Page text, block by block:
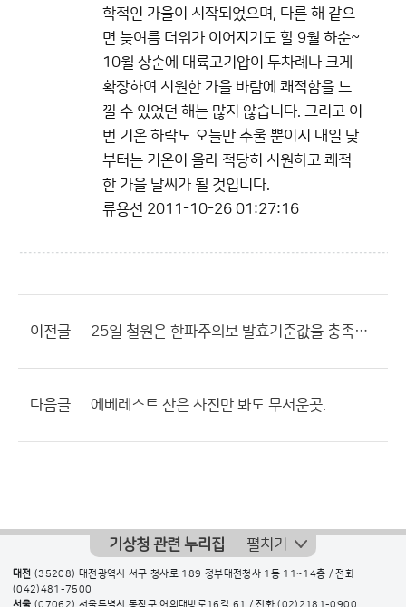
학적인 가을이 시작되었으며, 다른 해 같으
면 늦여름 더위가 이어지기도 할 9월 하순~
10월 상순에 대륙고기압이 두차례나 크게
확장하여 시원한 가을 바람에 쾌적함을 느
낄 수 있었던 해는 많지 않습니다. 그리고 이
번 기온 하락도 오늘만 추울 뿐이지 내일 낮
부터는 기온이 올라 적당히 시원하고 쾌적
한 가을 날씨가 될 것입니다.
류용선 2011-10-26 01:27:16
이전글 25일 철원은 한파주의보 발효기준값을 충족했습니다.
다음글 에베레스트 산은 사진만 봐도 무서운곳.
기상청 관련 누리집 펼치기
대전 (35208) 대전광역시 서구 청사로 189 정부대전청사 1동 11~14층 / 전화
(042)481-7500